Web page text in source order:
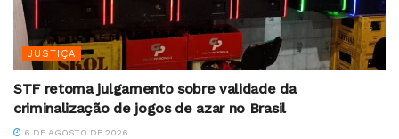
JUSTIÇA
STF retoma julgamento sobre validade da
criminalização de jogos de azar no Brasil
6 DE AGOSTO DE 2026